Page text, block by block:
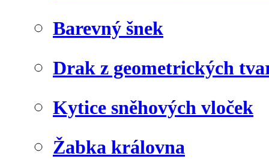
Barevný šnek
Drak z geometrických
Kytice sněhových vloček
Žabka královna